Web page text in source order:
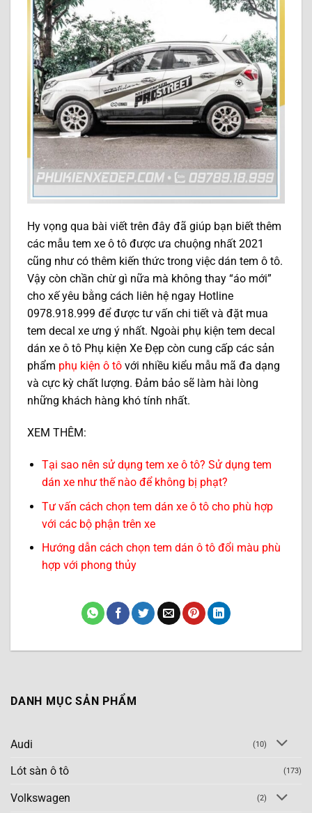
Hy vọng qua bài viết trên đây đã giúp bạn biết thêm
các mẫu tem xe ô tô được ưa chuộng nhất 2021
cũng như có thêm kiến thức trong việc dán tem ô tô.
Vậy còn chần chừ gì nữa mà không thay “áo mới”
cho xế yêu bằng cách liên hệ ngay Hotline
0978.918.999 để được tư vấn chi tiết và đặt mua
tem decal xe ưng ý nhất. Ngoài phụ kiện tem decal
dán xe ô tô Phụ kiện Xe Đẹp còn cung cấp các sản
phẩm phụ kiện ô tô với nhiều kiểu mẫu mã đa dạng
và cực kỳ chất lượng. Đảm bảo sẽ làm hài lòng
những khách hàng khó tính nhất.
XEM THÊM:
Tại sao nên sử dụng tem xe ô tô? Sử dụng tem
dán xe như thế nào để không bị phạt?
Tư vấn cách chọn tem dán xe ô tô cho phù hợp
với các bộ phận trên xe
Hướng dẫn cách chọn tem dán ô tô đổi màu phù
hợp với phong thủy
DANH MỤC SẢN PHẨM
Audi (10)
Lót sàn ô tô (173)
Volkswagen (2)